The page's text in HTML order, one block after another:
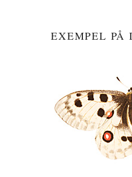
EXEMPEL PÅ